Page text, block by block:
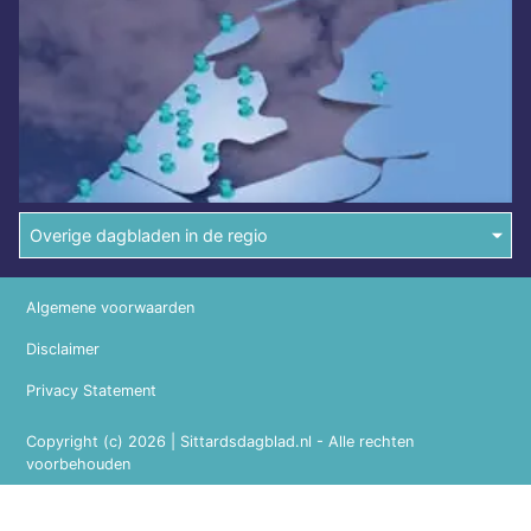
Overige dagbladen in de regio
Copyright (c) 2026 | Sittardsdagblad.nl - Alle rechten
voorbehouden
Algemene voorwaarden
Disclaimer
Privacy Statement